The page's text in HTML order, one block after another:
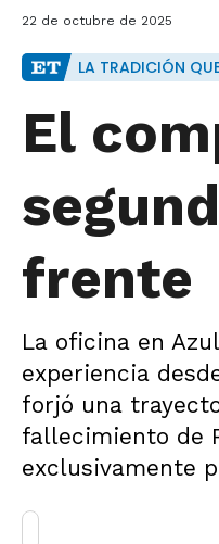
22 de octubre de 2025
LA TRADICIÓN
El
frente
La oficina en
experiencia
forjó una
fallecimiento de
exclusivamente